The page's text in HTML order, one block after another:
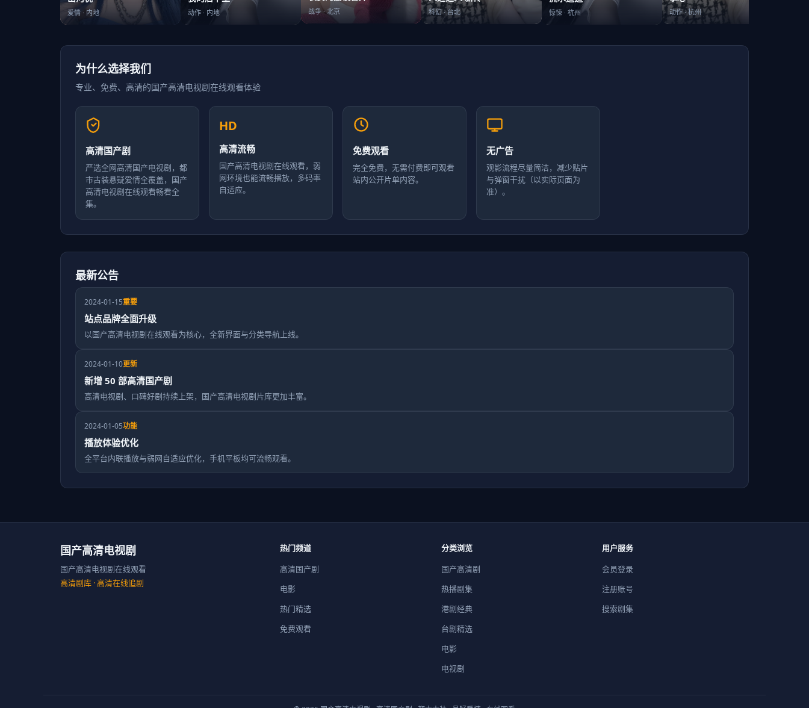
爱情 · 内地 动作 · 内地 战争 ·北京 科幻·台北 惊悚 · 杭州 动作·杭州
为什么选择我们
专业、免费、高清的国产高清电视剧在线观看体验
高清国产剧
严选全网高清国产电视剧，都
市古装悬疑爱情全覆盖，国产
高清电视剧在线观看畅看全
集。
HD
高清流畅
国产高清电视剧在线观看，弱
网环境也能流畅播放，多码率
自适应。
免费观看
完全免费，无需付费即可观看
站内公开片单内容。
无广告
观影流程尽量简洁，减少贴片
与弹窗干扰（以实际页面为
准）。
最新公告
2024-01-15重要
站点品牌全面升级
以国产高清电视剧在线观看为核心，全新界面与分类导航上线。
2024-01-10更新
新增 50 部高清国产剧
高清电视剧、口碑好剧持续上架，国产高清电视剧片库更加丰富。
2024-01-05功能
播放体验优化
全平台内联播放与弱网自适应优化，手机平板均可流畅观看。
国产高清电视剧
国产高清电视剧在线观看
高清剧库 · 高清在线追剧
热门频道
高清国产剧
电影
热门精选
免费观看
分类浏览
国产高清剧
热播剧集
港剧经典
台剧精选
电影
电视剧
用户服务
会员登录
注册账号
搜索剧集